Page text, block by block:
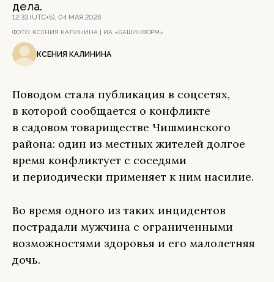
дела.
12:33 (UTC+5), 04 МАЯ 2026
ФОТО: КСЕНИЯ КАЛИНИНА | ИА «БАШИНФОРМ»
КСЕНИЯ КАЛИНИНА
Поводом стала публикация в соцсетях,
в которой сообщается о конфликте
в садовом товариществе Чишминского
района: один из местных жителей долгое
время конфликтует с соседями
и периодически применяет к ним насилие.
Во время одного из таких инцидентов
пострадали мужчина с ограниченными
возможностями здоровья и его малолетняя
дочь.